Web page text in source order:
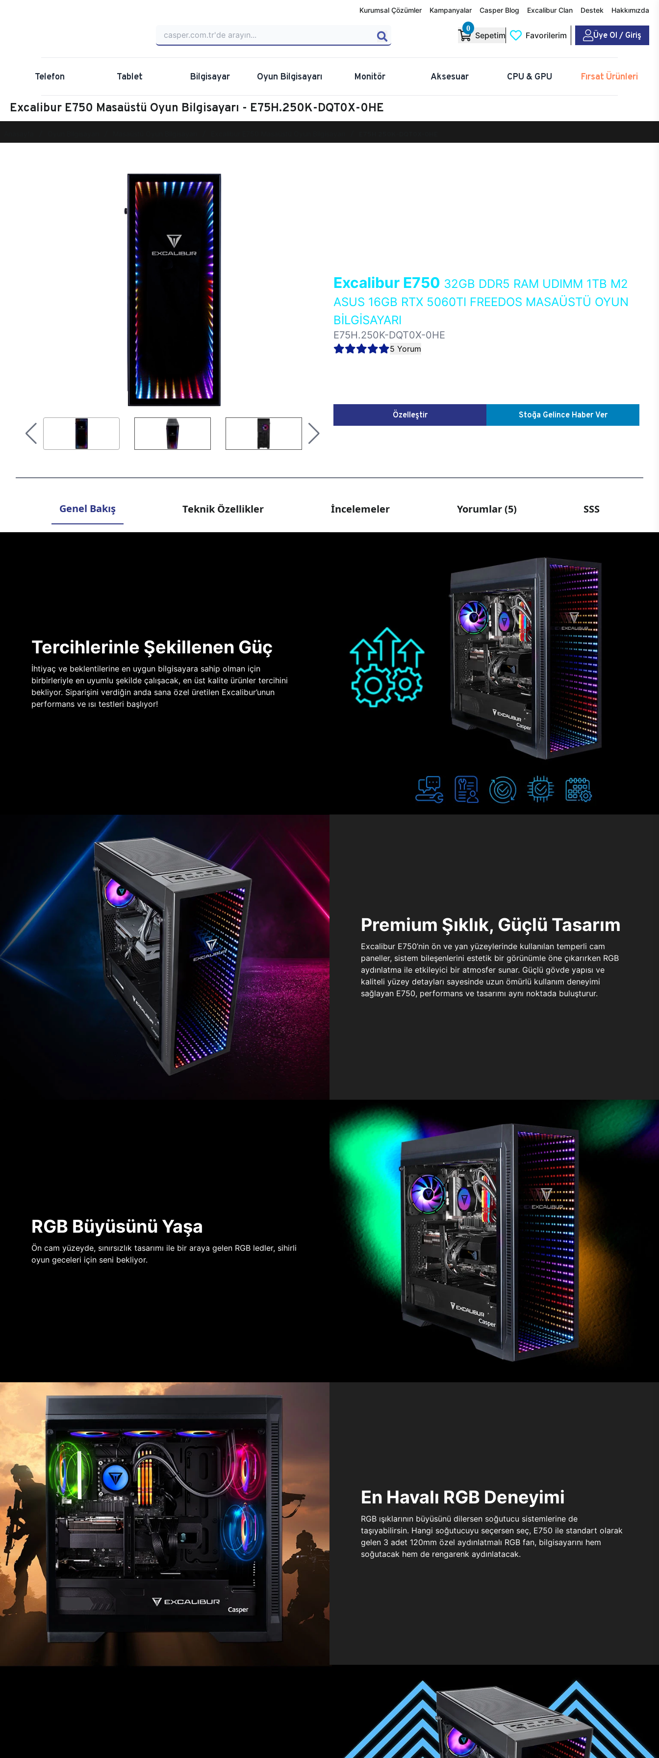
Kurumsal Çözümler Kampanyalar Casper Blog Excalibur Clan Destek Hakkımızda
0
Sepetim Favorilerim Üye Ol / Giriş
Telefon Tablet Bilgisayar Oyun Bilgisayarı Monitör Aksesuar CPU & GPU Fırsat Ürünleri
Excalibur E750 Masaüstü Oyun Bilgisayarı - E75H.250K-DQT0X-0HE
Excalibur E750 32GB DDR5 RAM UDIMM 1TB M2
ASUS 16GB RTX 5060TI FREEDOS MASAÜSTÜ OYUN
BİLGİSAYARI
E75H.250K-DQT0X-0HE
5 Yorum
Özelleştir Stoğa Gelince Haber Ver
Genel Bakış Teknik Özellikler İncelemeler Yorumlar (5) SSS
Tercihlerinle Şekillenen Güç
İhtiyaç ve beklentilerine en uygun bilgisayara sahip olman için
birbirleriyle en uyumlu şekilde çalışacak, en üst kalite ürünler tercihini
bekliyor. Siparişini verdiğin anda sana özel üretilen Excalibur’unun
performans ve ısı testleri başlıyor!
Premium Şıklık, Güçlü Tasarım
Excalibur E750’nin ön ve yan yüzeylerinde kullanılan temperli cam
paneller, sistem bileşenlerini estetik bir görünümle öne çıkarırken RGB
aydınlatma ile etkileyici bir atmosfer sunar. Güçlü gövde yapısı ve
kaliteli yüzey detayları sayesinde uzun ömürlü kullanım deneyimi
sağlayan E750, performans ve tasarımı aynı noktada buluşturur.
RGB Büyüsünü Yaşa
Ön cam yüzeyde, sınırsızlık tasarımı ile bir araya gelen RGB ledler, sihirli
oyun geceleri için seni bekliyor.
En Havalı RGB Deneyimi
RGB ışıklarının büyüsünü dilersen soğutucu sistemlerine de
taşıyabilirsin. Hangi soğutucuyu seçersen seç, E750 ile standart olarak
gelen 3 adet 120mm özel aydınlatmalı RGB fan, bilgisayarını hem
soğutacak hem de rengarenk aydınlatacak.